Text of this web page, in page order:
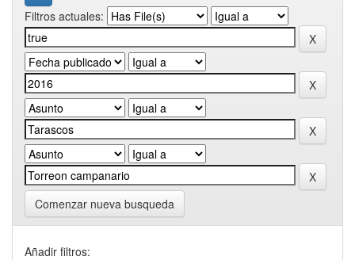
Filtros actuales:
Comenzar nueva busqueda
Añadir filtros: